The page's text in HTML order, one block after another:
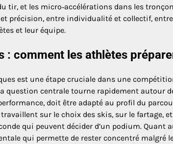
tir, et les micro‑accélérations dans les
précision, entre individualité et collectif,
et leur équipe.
: comment les athlètes
est une étape cruciale dans une
question centrale tourne rapidement autour
doit être adapté au profil du
sur le choix des skis, sur le fartage,
qui peuvent décider d’un podium. Quant
qui permette de rester concentré malgré